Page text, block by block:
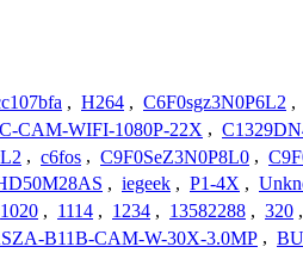
, H264 , C6F0sgz3N0P6L2 ,
CAM-WIFI-1080P-22X ,
, c6fos , C9F0SeZ3N0P8L0 ,
, iegeek , P1-4X ,
1020 , 1114 , 1234 , 13582288 , 320 ,
B11B-CAM-W-30X-3.0MP ,